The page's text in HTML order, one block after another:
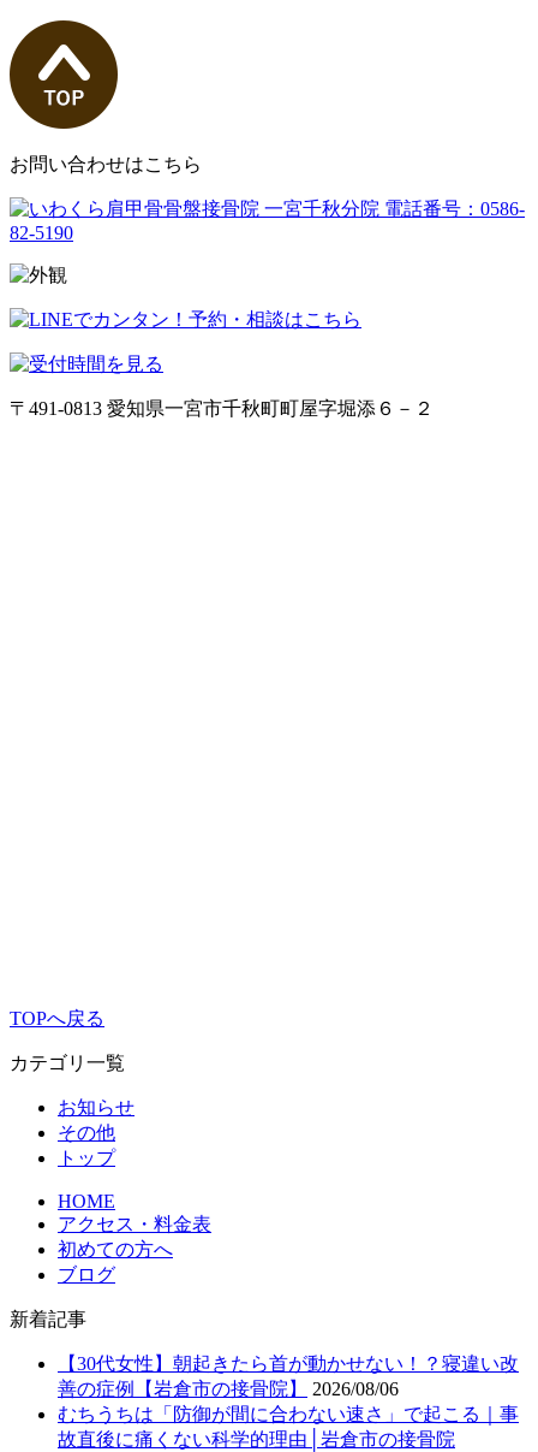
お問い合わせはこちら
〒491-0813 愛知県一宮市千秋町町屋字堀添６－２
TOPへ戻る
カテゴリ一覧
お知らせ
その他
トップ
HOME
アクセス・料金表
初めての方へ
ブログ
新着記事
【30代女性】朝起きたら首が動かせない！？寝違い改
善の症例【岩倉市の接骨院】
2026/08/06
むちうちは「防御が間に合わない速さ」で起こる｜事
故直後に痛くない科学的理由│岩倉市の接骨院